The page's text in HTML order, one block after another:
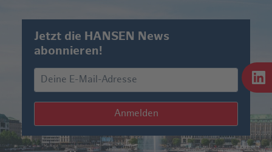
Jetzt die HANSEN News
abonnieren!
Anmelden